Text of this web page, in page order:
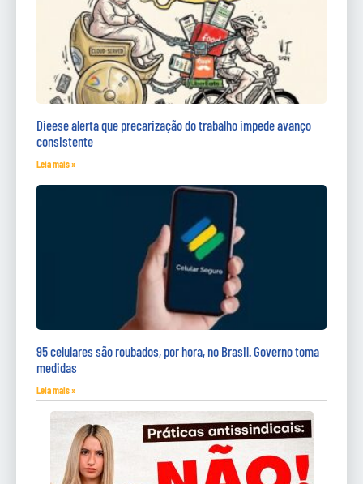
Dieese alerta que precarização do trabalho impede avanço
consistente
Leia mais »
95 celulares são roubados, por hora, no Brasil. Governo toma
medidas
Leia mais »